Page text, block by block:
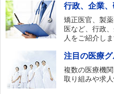
行政、企業
矯正医官、製
医など、行政
人をご紹介しま
注目の医療
複数の医療機
取り組みや求